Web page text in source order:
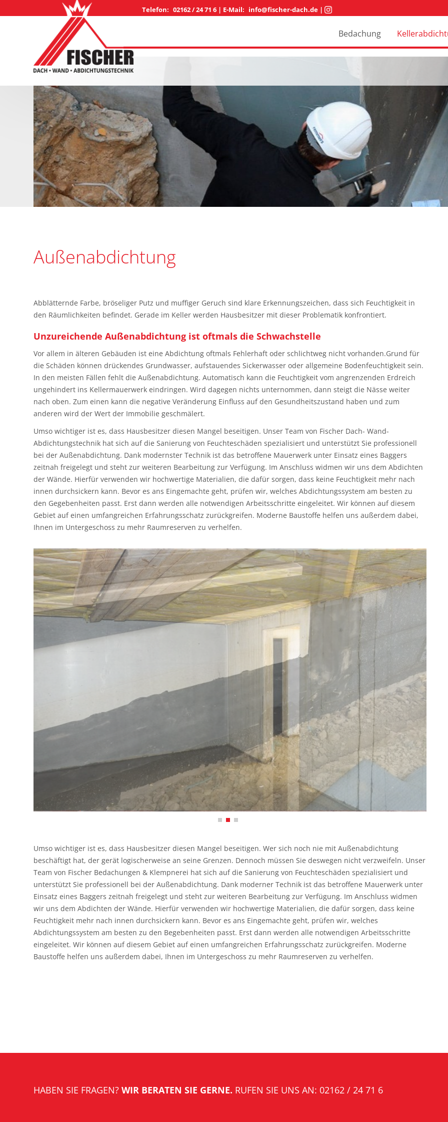
Telefon: 02162 / 24 71 6 | E-Mail: info@fischer-dach.de |
Bedachung
Außenabdichtung
Abblätternde Farbe, bröseliger Putz und muffiger Geruch sind klare Erkennungszeichen, dass sich Feuchtigkeit in
den Räumlichkeiten befindet. Gerade im Keller werden Hausbesitzer mit dieser Problematik konfrontiert.
Unzureichende Außenabdichtung ist oftmals die Schwachstelle
Vor allem in älteren Gebäuden ist eine Abdichtung oftmals Fehlerhaft oder schlichtweg nicht vorhanden.Grund für
die Schäden können drückendes Grundwasser, aufstauendes Sickerwasser oder allgemeine Bodenfeuchtigkeit sein.
In den meisten Fällen fehlt die Außenabdichtung. Automatisch kann die Feuchtigkeit vom angrenzenden Erdreich
ungehindert ins Kellermauerwerk eindringen. Wird dagegen nichts unternommen, dann steigt die Nässe weiter
nach oben. Zum einen kann die negative Veränderung Einfluss auf den Gesundheitszustand haben und zum
anderen wird der Wert der Immobilie geschmälert.
Umso wichtiger ist es, dass Hausbesitzer diesen Mangel beseitigen. Unser Team von Fischer Dach- Wand-
Abdichtungstechnik hat sich auf die Sanierung von Feuchteschäden spezialisiert und unterstützt Sie professionell
bei der Außenabdichtung. Dank modernster Technik ist das betroffene Mauerwerk unter Einsatz eines Baggers
zeitnah freigelegt und steht zur weiteren Bearbeitung zur Verfügung. Im Anschluss widmen wir uns dem Abdichten
der Wände. Hierfür verwenden wir hochwertige Materialien, die dafür sorgen, dass keine Feuchtigkeit mehr nach
innen durchsickern kann. Bevor es ans Eingemachte geht, prüfen wir, welches Abdichtungssystem am besten zu
den Gegebenheiten passt. Erst dann werden alle notwendigen Arbeitsschritte eingeleitet. Wir können auf diesem
Gebiet auf einen umfangreichen Erfahrungsschatz zurückgreifen. Moderne Baustoffe helfen uns außerdem dabei,
Ihnen im Untergeschoss zu mehr Raumreserven zu verhelfen.
Umso wichtiger ist es, dass Hausbesitzer diesen Mangel beseitigen. Wer sich noch nie mit Außenabdichtung
beschäftigt hat, der gerät logischerweise an seine Grenzen. Dennoch müssen Sie deswegen nicht verzweifeln. Unser
Team von Fischer Bedachungen & Klempnerei hat sich auf die Sanierung von Feuchteschäden spezialisiert und
unterstützt Sie professionell bei der Außenabdichtung. Dank moderner Technik ist das betroffene Mauerwerk unter
Einsatz eines Baggers zeitnah freigelegt und steht zur weiteren Bearbeitung zur Verfügung. Im Anschluss widmen
wir uns dem Abdichten der Wände. Hierfür verwenden wir hochwertige Materialien, die dafür sorgen, dass keine
Feuchtigkeit mehr nach innen durchsickern kann. Bevor es ans Eingemachte geht, prüfen wir, welches
Abdichtungssystem am besten zu den Begebenheiten passt. Erst dann werden alle notwendigen Arbeitsschritte
eingeleitet. Wir können auf diesem Gebiet auf einen umfangreichen Erfahrungsschatz zurückgreifen. Moderne
Baustoffe helfen uns außerdem dabei, Ihnen im Untergeschoss zu mehr Raumreserven zu verhelfen.
HABEN SIE FRAGEN?WIR BERATEN SIE GERNE. RUFEN SIE UNS AN: 02162 / 24 71 6